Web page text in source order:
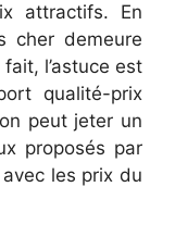
attractifs. En
cher demeure
l’astuce est
qualité-prix
peut jeter un
proposés par
les prix du